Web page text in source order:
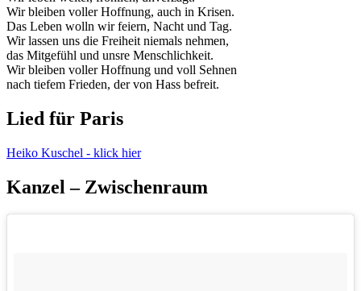
Wir bleiben voller Hoffnung, auch in Krisen.
Das Leben wolln wir feiern, Nacht und Tag.
Wir lassen uns die Freiheit niemals nehmen,
das Mitgefühl und unsre Menschlichkeit.
Wir bleiben voller Hoffnung und voll Sehnen
nach tiefem Frieden, der von Hass befreit.
Lied für Paris
Heiko Kuschel - klick hier
Kanzel – Zwischenraum